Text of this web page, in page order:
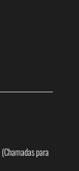
(Chamadas para